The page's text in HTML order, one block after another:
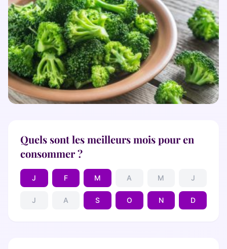
Reconversion professionnelle
Nos centres
Contact
Bilan diététique
Quels sont les meilleurs mois pour en
consommer ?
J F M A M J
J A S O N D